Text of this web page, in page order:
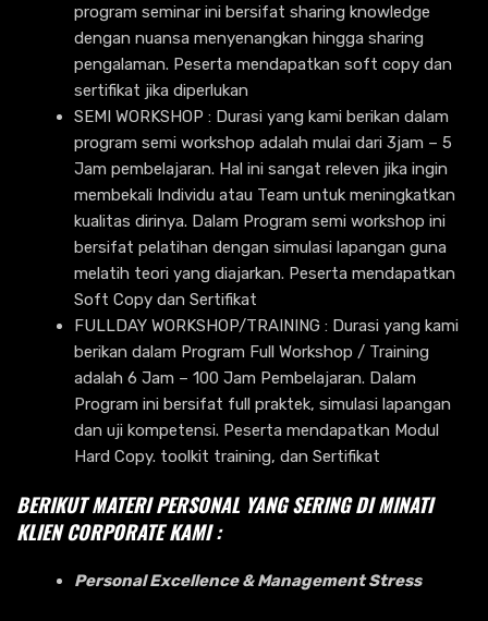
program seminar ini bersifat sharing knowledge
dengan nuansa menyenangkan hingga sharing
pengalaman. Peserta mendapatkan soft copy dan
sertifikat jika diperlukan
SEMI WORKSHOP : Durasi yang kami berikan dalam
program semi workshop adalah mulai dari 3jam – 5
Jam pembelajaran. Hal ini sangat releven jika ingin
membekali Individu atau Team untuk meningkatkan
kualitas dirinya. Dalam Program semi workshop ini
bersifat pelatihan dengan simulasi lapangan guna
melatih teori yang diajarkan. Peserta mendapatkan
Soft Copy dan Sertifikat
FULLDAY WORKSHOP/TRAINING : Durasi yang kami
berikan dalam Program Full Workshop / Training
adalah 6 Jam – 100 Jam Pembelajaran. Dalam
Program ini bersifat full praktek, simulasi lapangan
dan uji kompetensi. Peserta mendapatkan Modul
Hard Copy. toolkit training, dan Sertifikat
BERIKUT MATERI PERSONAL YANG SERING DI MINATI
KLIEN CORPORATE KAMI :
Personal Excellence & Management Stress